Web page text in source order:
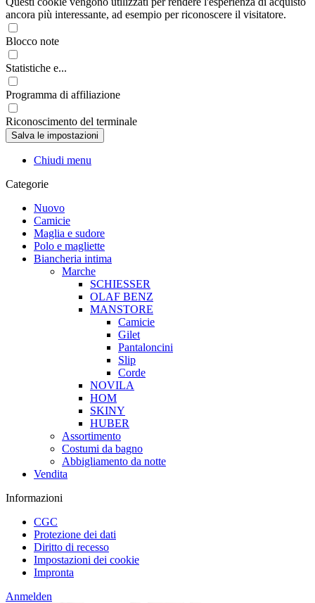
ancora più interessante, ad esempio per riconoscere il visitatore.
Blocco note
Statistiche e...
Programma di affiliazione
Riconoscimento del terminale
Chiudi menu
Categorie
Nuovo
Camicie
Maglia e sudore
Polo e magliette
Biancheria intima
Marche
SCHIESSER
OLAF BENZ
MANSTORE
Camicie
Gilet
Pantaloncini
Slip
Corde
NOVILA
HOM
SKINY
HUBER
Assortimento
Costumi da bagno
Abbigliamento da notte
Vendita
Informazioni
CGC
Protezione dei dati
Diritto di recesso
Impostazioni dei cookie
Impronta
Anmelden